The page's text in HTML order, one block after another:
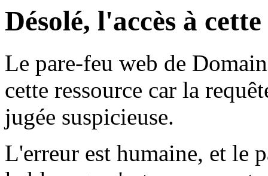
Désolé, l'accès à
Le pare-feu web de
cette ressource car la
jugée suspicieuse.
L'erreur est humaine, et le